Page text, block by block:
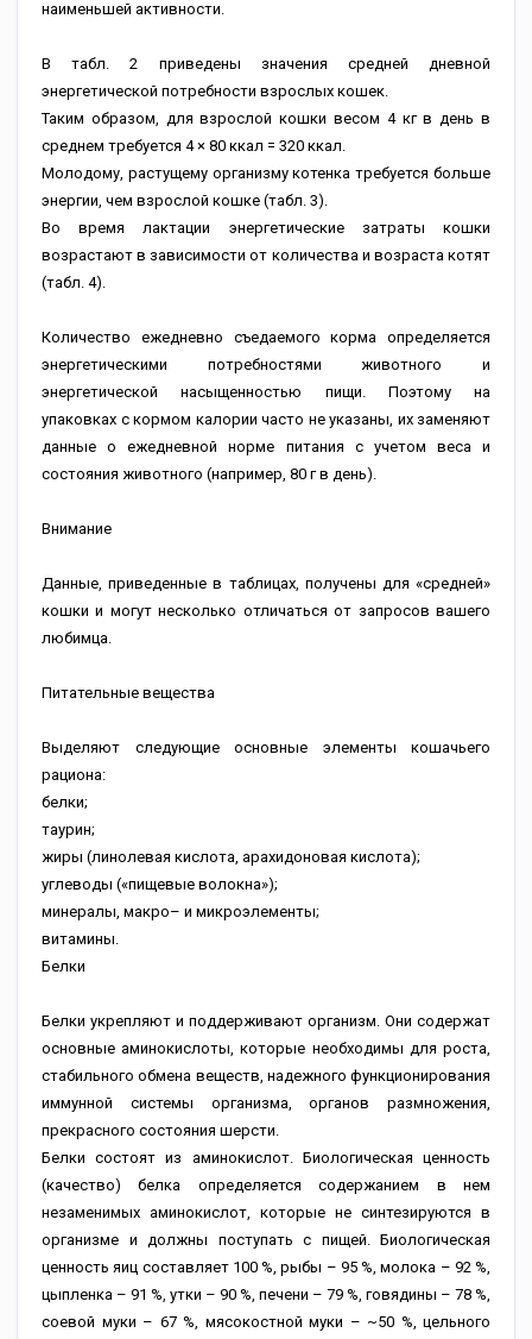
наименьшей активности.
В табл. 2 приведены значения cредней дневной
энергетической потребности взрослых кошек.
Таким образом, для взрослой кошки весом 4 кг в день в
среднем требуется 4 × 80 ккал = 320 ккал.
Молодому, растущему организму котенка требуется больше
энергии, чем взрослой кошке (табл. 3).
Во время лактации энергетические затраты кошки
возрастают в зависимости от количества и возраста котят
(табл. 4).
Количество ежедневно съедаемого корма определяется
энергетическими потребностями животного и
энергетической насыщенностью пищи. Поэтому на
упаковках с кормом калории часто не указаны, их заменяют
данные о ежедневной норме питания с учетом веса и
состояния животного (например, 80 г в день).
Внимание
Данные, приведенные в таблицах, получены для «средней»
кошки и могут несколько отличаться от запросов вашего
любимца.
Питательные вещества
Выделяют следующие основные элементы кошачьего
рациона:
белки;
таурин;
жиры (линолевая кислота, арахидоновая кислота);
углеводы («пищевые волокна»);
минералы, макро– и микроэлементы;
витамины.
Белки
Белки укрепляют и поддерживают организм. Они содержат
основные аминокислоты, которые необходимы для роста,
стабильного обмена веществ, надежного функционирования
иммунной системы организма, органов размножения,
прекрасного состояния шерсти.
Белки состоят из аминокислот. Биологическая ценность
(качество) белка определяется содержанием в нем
незаменимых аминокислот, которые не синтезируются в
организме и должны поступать с пищей. Биологическая
ценность яиц составляет 100 %, рыбы – 95 %, молока – 92 %,
цыпленка – 91 %, утки – 90 %, печени – 79 %, говядины – 78 %,
соевой муки – 67 %, мясокостной муки – ~50 %, цельного